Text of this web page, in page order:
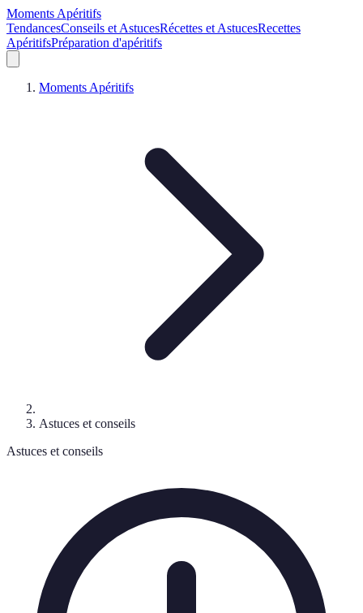
Moments Apéritifs
TendancesConseils et AstucesRécettes et AstucesRecettes
ApéritifsPréparation d'apéritifs
Moments Apéritifs
Astuces et conseils
Astuces et conseils